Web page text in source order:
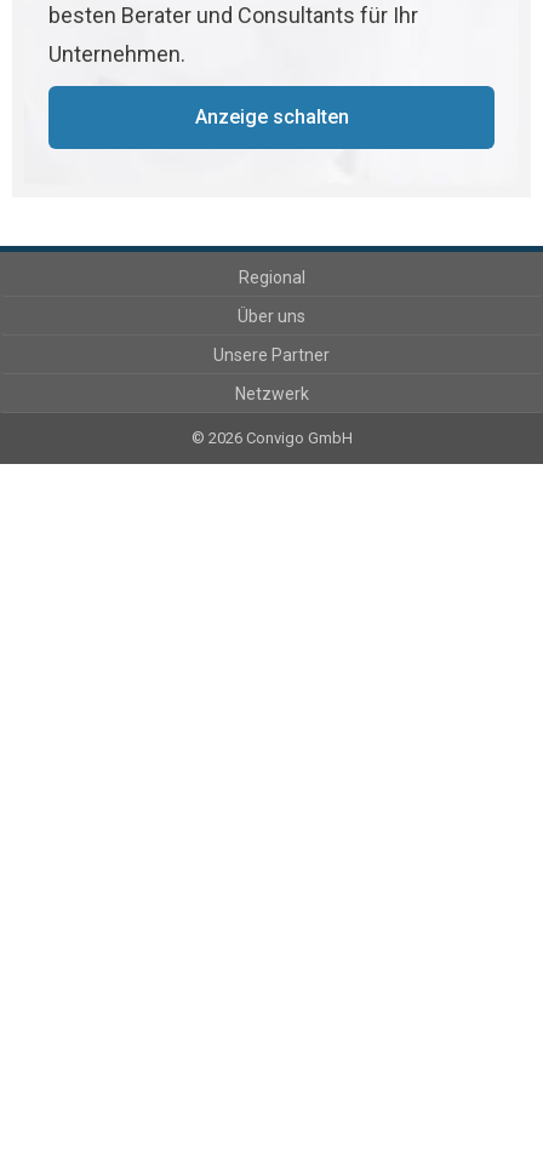
besten Berater und Consultants für Ihr
Unternehmen.
Anzeige schalten
Regional
Über uns
Unsere Partner
Netzwerk
© 2026 Convigo GmbH